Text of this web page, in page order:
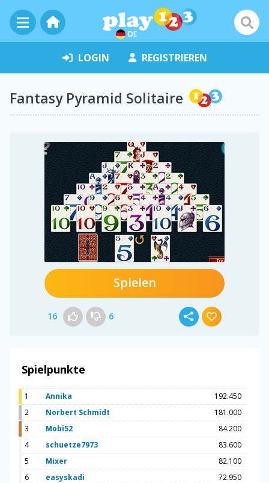
DE
LOGIN REGISTRIEREN
Fantasy Pyramid Solitaire
Spielen
16 6
Spielpunkte
1 Annika
192.450
2
Norbert Schmidt
181.000
3
Mobi52
84.200
4
schuetze7973
83.600
5
Mixer
82.100
6
easyskadi
72.950